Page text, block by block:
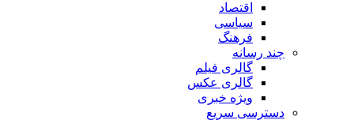
اقتصاد
سیاسی
فرهنگ
چند رسانه
گالری فیلم
گالری عکس
ویژه خبری
دسترسی سریع